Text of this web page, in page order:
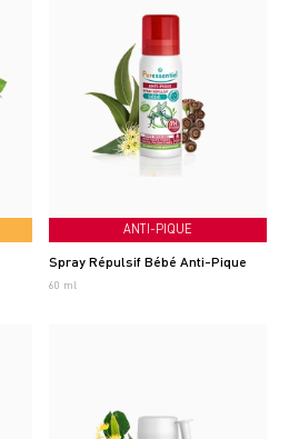
ANTI-PIQUE
Spray Répulsif Bébé Anti-Pique
60 ml